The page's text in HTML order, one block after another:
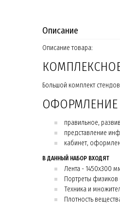
Описание
Описание товара:
Большой комплект
ОФОРМЛЕНИЕ
правильное,
представление
кабинет,
В ДАННЫЙ НАБОР ВХОДЯТ
Лента - 1450х300
Портреты
Техника и
Плотность